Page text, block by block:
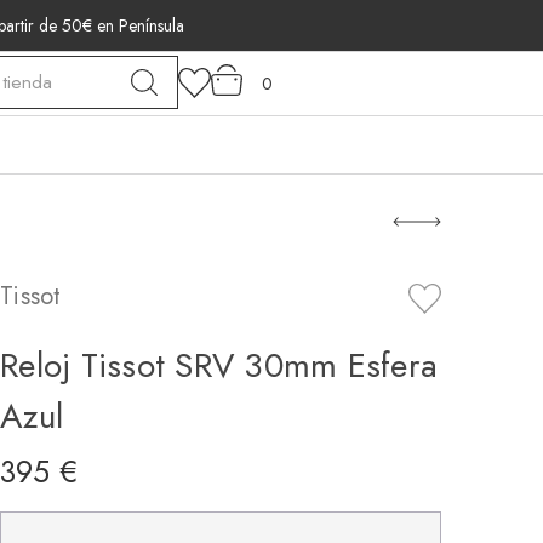
de 50€ en Península
0
Tissot
Reloj Tissot SRV 30mm Esfera
Azul
395 €